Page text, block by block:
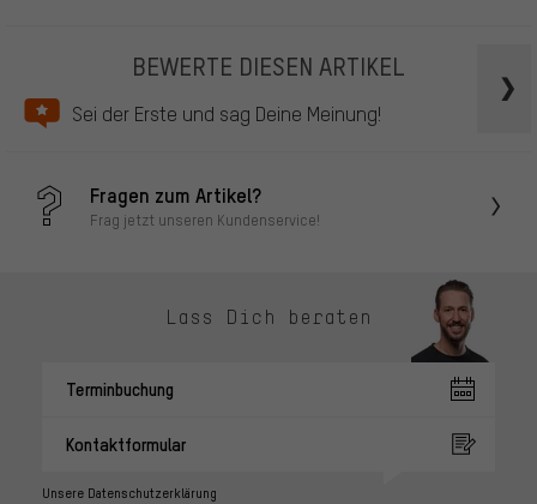
BEWERTE DIESEN ARTIKEL
Sei der Erste und sag Deine Meinung!
Fragen zum Artikel?
Frag jetzt unseren Kundenservice!
Lass Dich beraten
Terminbuchung
Kontaktformular
Unsere Datenschutzerklärung